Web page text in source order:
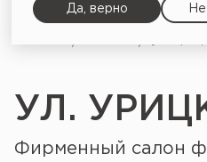
Да, верно
УЛ.
Фирменный салон